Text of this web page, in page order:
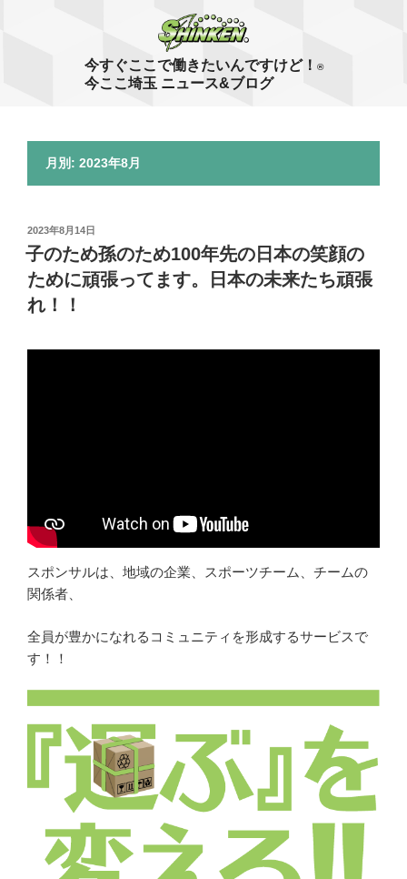
今すぐここで働きたいんですけど！ ®
今ここ埼玉 ニュース&ブログ
月別: 2023年8月
投
稿
日:
2023年8月14日
子のため孫のため100年先の日本の笑顔の
ために頑張ってます。日本の未来たち頑張
れ！！
スポンサルは、地域の企業、スポーツチーム、チームの
関係者、
全員が豊かになれるコミュニティを形成するサービスで
す！！